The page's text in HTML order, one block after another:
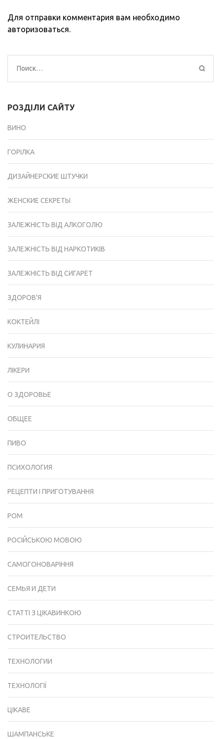
Для отправки комментария вам необходимо
авторизоваться.
Найти:
РОЗДІЛИ САЙТУ
ВИНО
ГОРІЛКА
ДИЗАЙНЕРСКИЕ ШТУЧКИ
ЖЕНСКИЕ СЕКРЕТЫ
ЗАЛЕЖНІСТЬ ВІД АЛКОГОЛЮ
ЗАЛЕЖНІСТЬ ВІД НАРКОТИКІВ
ЗАЛЕЖНІСТЬ ВІД СИГАРЕТ
ЗДОРОВ'Я
КОКТЕЙЛІ
КУЛИНАРИЯ
ЛІКЕРИ
О ЗДОРОВЬЕ
ОБЩЕЕ
ПИВО
ПСИХОЛОГИЯ
РЕЦЕПТИ І ПРИГОТУВАННЯ
РОМ
РОСІЙСЬКОЮ МОВОЮ
САМОГОНОВАРІННЯ
СЕМЬЯ И ДЕТИ
СТАТТІ З ЦІКАВИНКОЮ
СТРОИТЕЛЬСТВО
ТЕХНОЛОГИИ
ТЕХНОЛОГІЇ
ЦІКАВЕ
ШАМПАНСЬКЕ